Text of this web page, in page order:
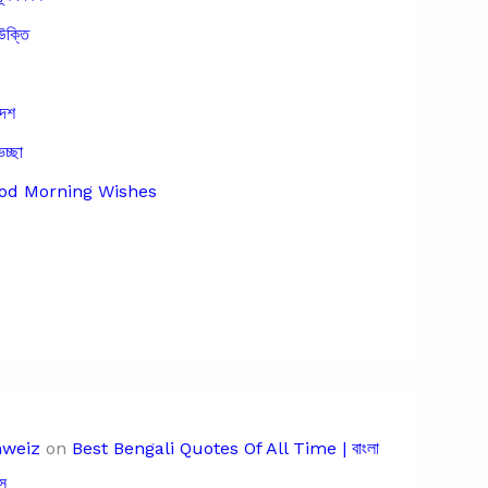
Morning Wishes
on Best Bengali Quotes Of All Time | বাংলা